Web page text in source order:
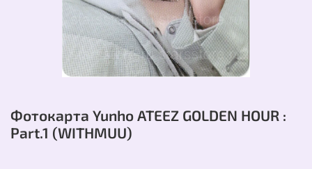
Фотокарта Yunho ATEEZ GOLDEN HOUR :
Part.1 (WITHMUU)